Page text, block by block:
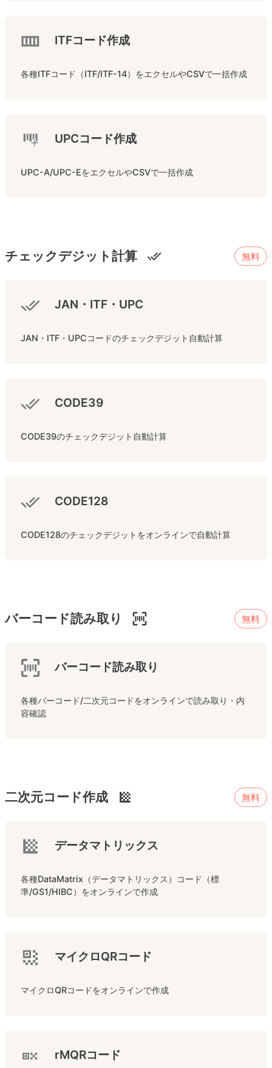
ITFコード作成
各種ITFコード（ITF/ITF-14）をエクセルやCSVで一括作成
UPCコード作成
UPC-A/UPC-EをエクセルやCSVで一括作成
チェックデジット計算 無料
JAN・ITF・UPC
JAN・ITF・UPCコードのチェックデジット自動計算
CODE39
CODE39のチェックデジット自動計算
CODE128
CODE128のチェックデジットをオンラインで自動計算
バーコード読み取り 無料
バーコード読み取り
各種バーコード/二次元コードをオンラインで読み取り・内
容確認
二次元コード作成 無料
データマトリックス
各種DataMatrix（データマトリックス）コード（標
準/GS1/HIBC）をオンラインで作成
マイクロQRコード
マイクロQRコードをオンラインで作成
rMQRコード